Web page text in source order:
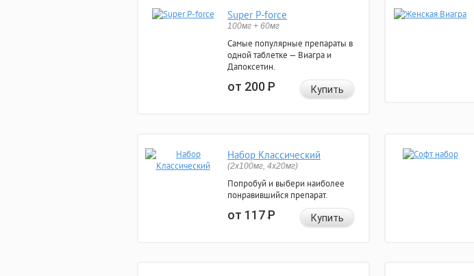
Super P-force
100мг + 60мг
Самые популярные препараты в
одной таблетке — Виагра и
Дапоксетин.
от 200Р Купить
Набор Классический
(2x100мг, 4x20мг)
Попробуй и выбери наиболее
понравившийся препарат.
от 117Р Купить